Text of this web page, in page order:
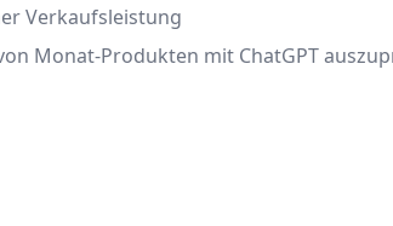
Verkaufsleistung
Monat-Produkten mit ChatGPT